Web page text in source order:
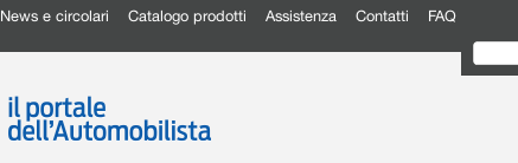
News e circolari Catalogo prodotti Assistenza Contatti FAQ